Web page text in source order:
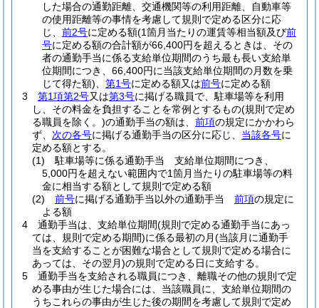
した場合の通勤距離、交通機関等の利用距離、自動車等
の使用距離等の事情を考慮して規則で定める区分に応
じ、 前2号に定める額(1箇月当たりの運賃等相当額及び前
号に定める額の合計額が66,400円を超えるときは、その
者の通勤手当に係る支給単位期間のうち最も長い支給単
位期間につき、66,400円に当該支給単位期間の月数を乗
じて得た額)
第1号に定める額又は前号に定める額
3
第1項第2号又は第3号に掲げる職員で、駐車場等を利用
し、その料金を負担することを常例とするもの(規則で定め
る職員を除く。)の通勤手当の額は、 前項の規定にかかわら
ず、 次の各号に掲げる通勤手当の区分に応じ、 当該各号に
定める額とする。
(1)
駐車場等に係る通勤手当 支給単位期間につき、
5,000円を超えない範囲内で1箇月当たりの駐車場等の料
金に相当する額として規則で定める額
(2)
前号に掲げる通勤手当以外の通勤手当 前項の規定に
よる額
4
通勤手当は、支給単位期間(規則で定める通勤手当にあっ
ては、規則で定める期間)に係る最初の月(当該月に通勤手
当を支給することが困難な場合として規則で定める場合に
あっては、その翌月)の規則で定める日に支給する。
5
通勤手当を支給される職員につき、離職その他の規則で定
める事由が生じた場合には、当該職員に、支給単位期間の
うちこれらの事由が生じた後の期間を考慮して規則で定め